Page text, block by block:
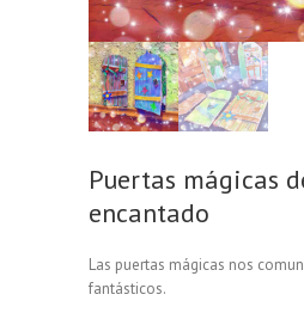
Puertas mágicas
encantado
Las puertas mágicas nos
fantásticos.